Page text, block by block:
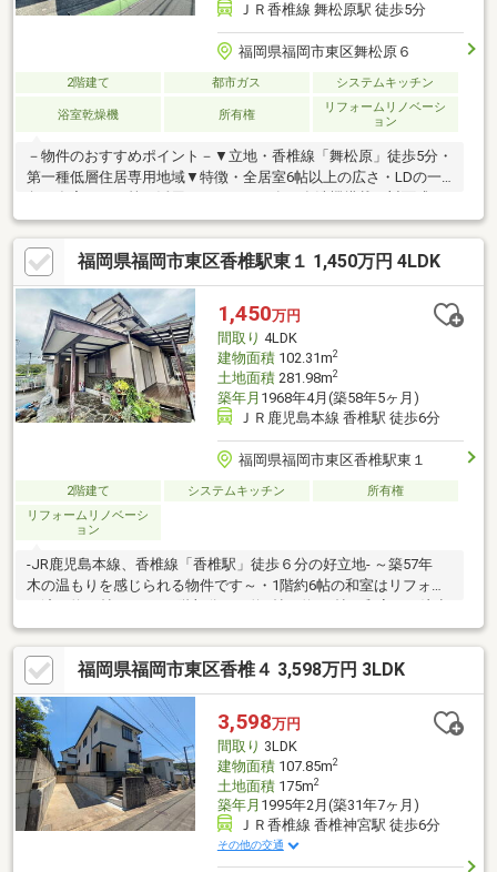
ＪＲ香椎線 舞松原駅 徒歩5分
福岡県福岡市東区舞松原６
2階建て 都市ガス システムキッチン
浴室乾燥機 所有権
リフォームリノベーシ
ョン
－物件のおすすめポイント－▼立地・香椎線「舞松原」徒歩5分・
第一種低層住居専用地域▼特徴・全居室6帖以上の広さ・LDの一
ッチン、勝手口付・足を伸ばしてくつろげる和室有・WIC等、全
居室に収納を確保・駐車場有(車種による)▼設備・浴室乾燥機・
トイレ2ケ所▼2026年2月内外装リフォーム済【交換】キッチン、
UB、トイレ、洗面化粧台 等【張替】全室クロス、畳表替、襖 等
【塗装】外壁、屋根■ ご希望の住まい探しをお手伝いします
━━━━━・・・物件の詳細・ご相談はお気軽にお問い合わせく
ださい。
福岡県福岡市東区香椎駅東１ 1,450万円 4LDK
1,450万円
間取り 4LDK
建物面積102.31m2
土地面積281.98m2
築年月 1968年4月(築58年5ヶ月)
ＪＲ鹿児島本線 香椎駅 徒歩6分
福岡県福岡市東区香椎駅東１
2階建て システムキッチン
所有権
リフォームリノベーシ
ョン
-JR鹿児島本線、香椎線「香椎駅」徒歩６分の好立地- ～築57年
木の温もりを感じられる物件です～・1階約6帖の和室はリフォー
ム済・約13帖のLDK・2階部分には約6帖と約4.5帖の和室あり注意
事項・前面道路との高低差は３ｍ以上あり、福岡市建築基準法施
行条例の適用を受けます。 ・駐車スペースの確保が難しく、近
隣月極駐車場利用となります。・本物件の擁壁は、崖条例の対象
となるため擁壁のやり替えを行う、崖下から崖の高さの2倍以上離
す、建物構造を鉄筋コンクリート造にする、鋼管杭を打つ等のい
ずれかの対応が必要となります。・駐車スペースの確保が難し
く、近隣月極駐車場利用となります。
福岡県福岡市東区香椎４ 3,598万円 3LDK
3,598万円
間取り 3LDK
建物面積107.85m2
土地面積175m2
築年月 1995年2月(築31年7ヶ月)
ＪＲ香椎線 香椎神宮駅 徒歩6分
その他の交通